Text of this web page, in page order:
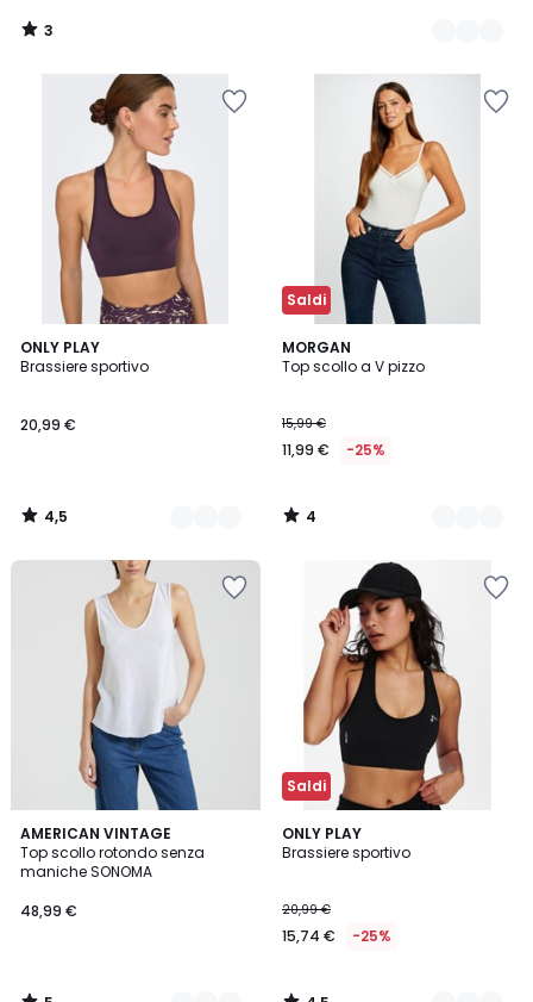
3
/
ONLY PLAY
Brassiere sportivo
20,99 €
4,5
/ 5
2
Colori
4,5
/
Saldi
MORGAN
Top scollo a V pizzo
15,99 €
11,99 € -25%
4
/
2
Colori
4
/
AMERICAN VINTAGE
Top scollo rotondo senza
maniche SONOMA
48,99 €
5
/
5
3
Colori
Saldi
ONLY PLAY
Brassiere sportivo
20,99 €
15,74 € -25%
4,5
/ 5
2
Colori